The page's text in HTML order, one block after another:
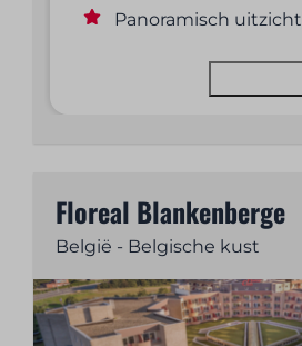
Panoramisch uitzicht
Floreal Blankenberge
België - Belgische kust